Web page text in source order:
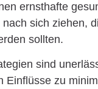
ernsthafte
sich ziehen,
sollten.
sind
Einflüsse zu